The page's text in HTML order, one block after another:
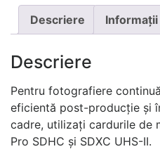
6.990 MDL.
Descriere
Descriere
Pentru fotografiere
eficientă post-producție și
cadre, utilizați cardurile de
Pro SDHC și SDXC UHS-II.